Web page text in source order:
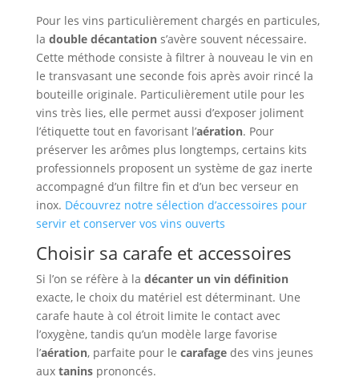
Pour les vins particulièrement chargés en particules,
la double décantations’avère souvent nécessaire.
Cette méthode consiste à filtrer à nouveau le vin en
le transvasant une seconde fois après avoir rincé la
bouteille originale. Particulièrement utile pour les
vins très lies, elle permet aussi d’exposer joliment
l’étiquette tout en favorisant l’aération. Pour
préserver les arômes plus longtemps, certains kits
professionnels proposent un système de gaz inerte
accompagné d’un filtre fin et d’un bec verseur en
inox. Découvrez notre sélection d’accessoires pour
servir et conserver vos vins ouverts
Choisir sa carafe et accessoires
Si l’on se réfère à la décanter un vin définition
exacte, le choix du matériel est déterminant. Une
carafe haute à col étroit limite le contact avec
l’oxygène, tandis qu’un modèle large favorise
l’aération, parfaite pour le carafagedes vins jeunes
aux taninsprononcés.